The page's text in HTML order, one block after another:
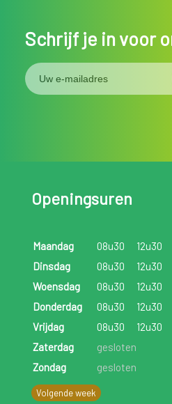
Schrijf je in voor
Openingsuren
Maandag 08u30 12u30
Dinsdag
08u30 12u30
Woensdag
08u30 12u30
Donderdag
08u30 12u30
Vrijdag
08u30 12u30
Zaterdag
gesloten
Zondag
gesloten
Volgende week